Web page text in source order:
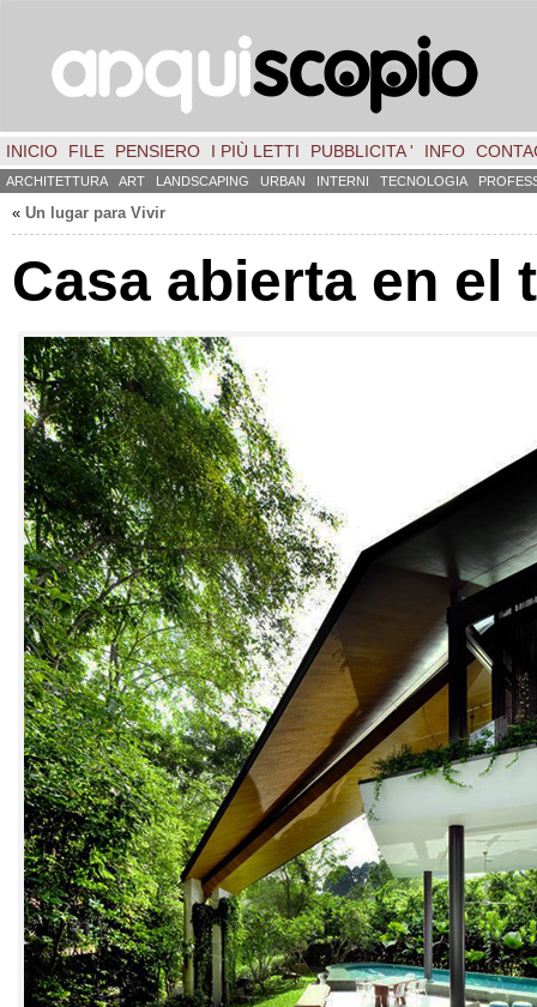
INICIO FILE PENSIERO I PIÙ LETTI PUBBLICITA ' INFO
ARCHITETTURA ART LANDSCAPING URBAN INTERNI TECNOLOGIA
« Un lugar para Vivir
Casa abierta en el